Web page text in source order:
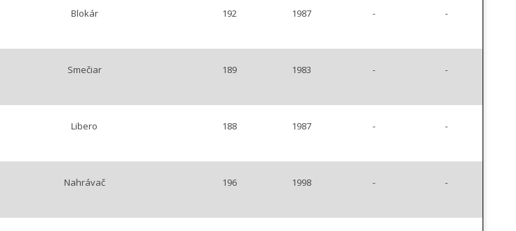
Blokár 192 1987 - -
Smečiar 189 1983 - -
Libero 188 1987 - -
Nahrávač 196 1998 - -